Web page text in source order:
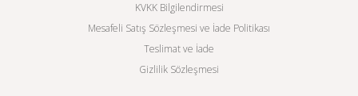
KVKK Bilgilendirmesi
Mesafeli Satış Sözleşmesi ve İade Politikası
Teslimat ve İade
Gizlilik Sözleşmesi